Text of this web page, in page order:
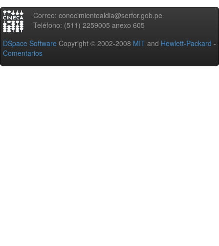
Correo: conocimientoaldia@serfor.gob.pe
Teléfono: (511) 2259005 anexo 605
DSpace Software Copyright © 2002-2008 MIT and Hewlett-Packard -
Comentarios